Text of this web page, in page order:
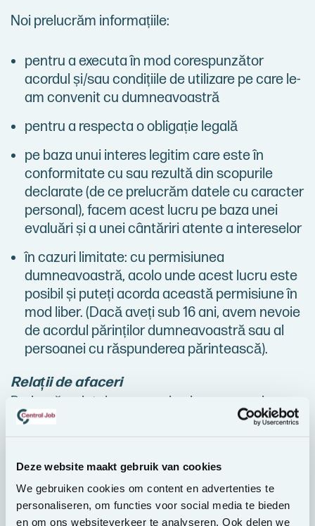
Deze website maakt gebruik van cookies
We gebruiken cookies om content en advertenties te
personaliseren, om functies voor social media te bieden
en om ons websiteverkeer te analyseren. Ook delen we
Noi prelucrăm informațiile:
pentru a executa în mod corespunzător
acordul și/sau condițiile de utilizare pe care le-
am convenit cu dumneavoastră
pentru a respecta o obligație legală
pe baza unui interes legitim care este în
conformitate cu sau rezultă din scopurile
declarate (de ce prelucrăm datele cu caracter
personal), facem acest lucru pe baza unei
evaluări și a unei cântăriri atente a intereselor
în cazuri limitate: cu permisiunea
dumneavoastră, acolo unde acest lucru este
posibil și puteți acorda această permisiune în
mod liber. (Dacă aveți sub 16 ani, avem nevoie
de acordul părinților dumneavoastră sau al
persoanei cu răspunderea părintească).
Relații de afaceri
Prelucrăm datele personale ale persoanelor
care lucrează pentru companii cu care facem
afaceri (1) pentru a face oferte și/sau a furniza
informații despre servicii și alte activități, (2)
pentru a menține o relație de afaceri și (3) pentru
a încheia și menține un contract de cesiune.